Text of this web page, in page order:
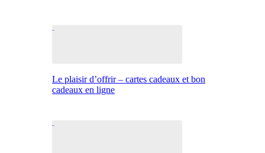
Le plaisir d’offrir – cartes cadeaux et bon
cadeaux en ligne